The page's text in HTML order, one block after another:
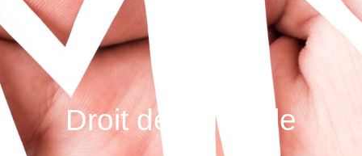
Droit de la famille